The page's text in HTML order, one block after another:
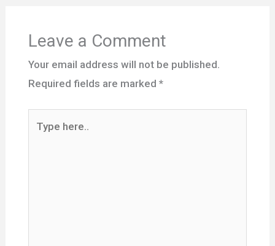
Leave a Comment
Your email address will not be published.
Required fields are marked *